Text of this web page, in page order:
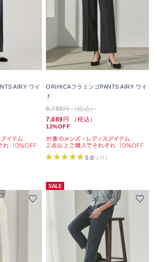
AIRY ワイ
ORIHICAフラミンゴPANTS AIRY ワイ
ド
8,789円 （税込）
7,689円 （税込）
12%OFF
5.0(1件)